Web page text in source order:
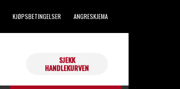
KJØPSBETINGELSER ANGRESKJEMA
SJEKK
HANDLEKURVEN
Handlekurven din er tom.